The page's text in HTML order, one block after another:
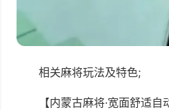
相关麻将玩法及特色;
【内蒙古麻将·宽面舒适